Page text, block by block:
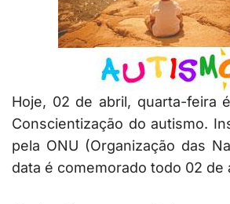
Hoje, 02 de abril, quarta-feira
Conscientização do autismo.
pela ONU (Organização das
data é comemorado todo 02 de